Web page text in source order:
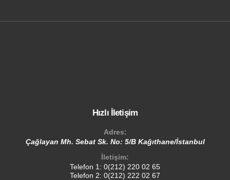
Hızlı İletişim
Adres:
Çağlayan Mh. Sebat Sk. No: 5/B Kağıthane/İstanbul
İletişim:
Telefon 1: 0(212) 220 02 65
Telefon 2: 0(212) 222 02 67